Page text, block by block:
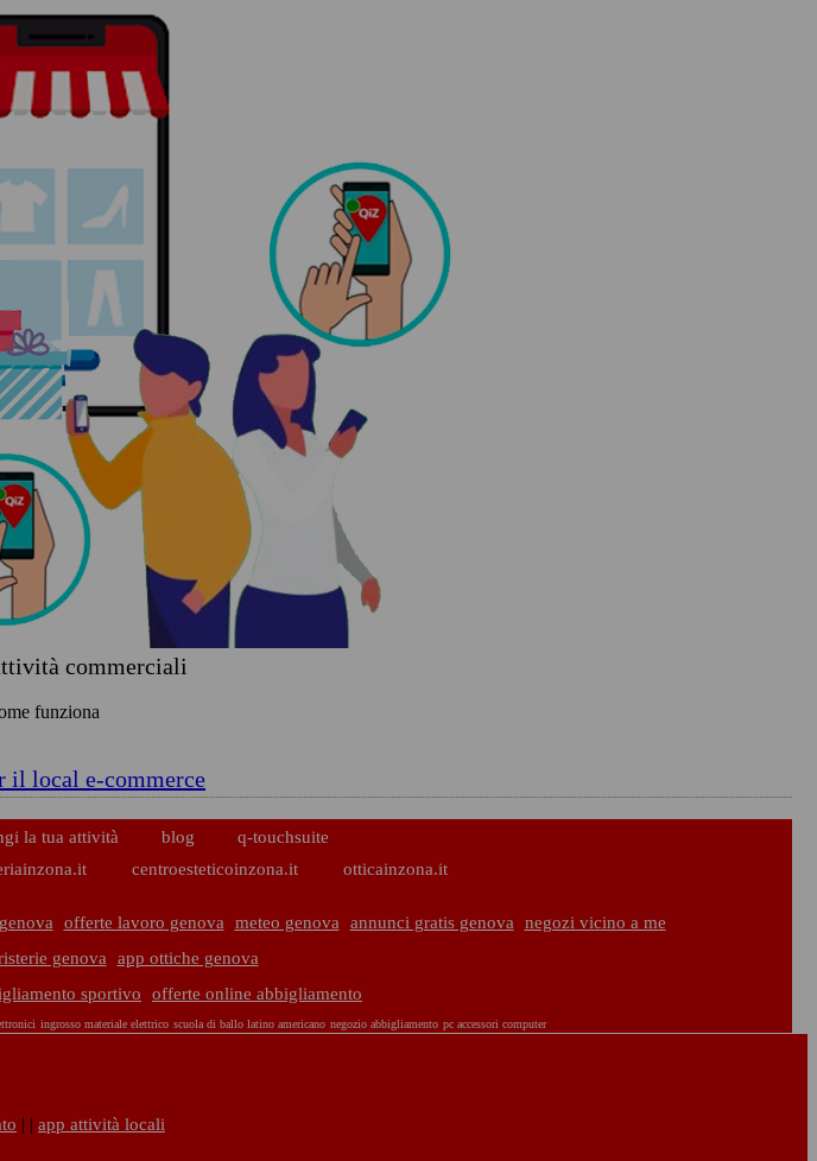
commerciali
funziona
il local e-commerce
la tua attività blog
q-touchsuite
centroesteticoinzona.it otticainzona.it
offerte lavoro genova meteo genova annunci gratis genova
negozi vicino a me
genova
app ottiche genova
sportivo offerte online abbigliamento
ingrosso materiale elettrico scuola di ballo latino americano negozio abbigliamento pc accessori computer
| | app attività locali